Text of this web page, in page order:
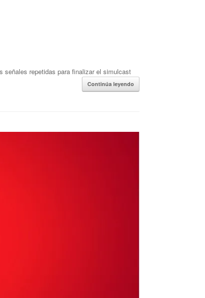
señales repetidas para finalizar el simulcast
Continúa leyendo